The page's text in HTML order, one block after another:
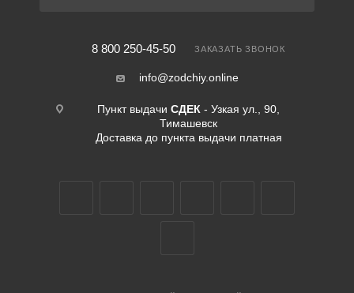
8 800 250-45-50 ЗАКАЗАТЬ ЗВОНОК
info@zodchiy.online
Пункт выдачи СДЕК - Узкая ул., 90,
Тимашевск
Доставка до пункта выдачи платная